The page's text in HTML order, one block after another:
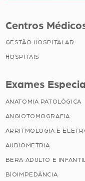
Centros
GESTÃO HOSPITALAR
HOSPITAIS
Exames
ANATOMIA PATOLÓGICA
ANGIOTOMOGRAFIA
ARRITMOLOGIA E
AUDIOMETRIA
BERA ADULTO E INFANTIL
BIOIMPEDÂNCIA